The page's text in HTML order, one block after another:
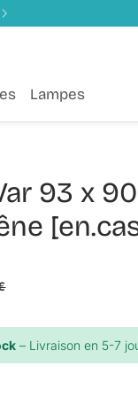
Lampes
93 x
– Livraison en 5-7